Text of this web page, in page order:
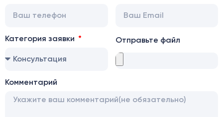
Категория заявки Отправьте файл
Комментарий